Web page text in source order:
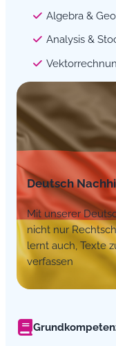
Algebra &
Analysis &
Deutsch
Mit unserer
nicht nur
lernt auch, Texte
verfassen